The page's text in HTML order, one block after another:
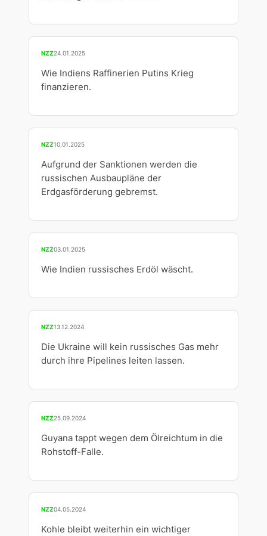
NZZ24.01.2025
Wie Indiens Raffinerien Putins Krieg
finanzieren.
NZZ10.01.2025
Aufgrund der Sanktionen werden die
russischen Ausbaupläne der
Erdgasförderung gebremst.
NZZ03.01.2025
Wie Indien russisches Erdöl wäscht.
NZZ13.12.2024
Die Ukraine will kein russisches Gas mehr
durch ihre Pipelines leiten lassen.
NZZ25.09.2024
Guyana tappt wegen dem Ölreichtum in die
Rohstoff-Falle.
NZZ04.05.2024
Kohle bleibt weiterhin ein wichtiger